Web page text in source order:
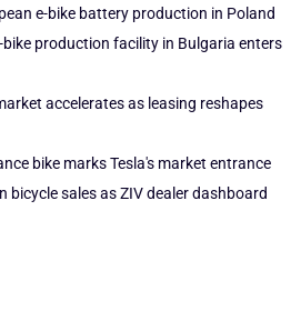
e-bike battery production in Poland
bike production facility in Bulgaria enters
accelerates as leasing reshapes
bike marks Tesla's market entrance
bicycle sales as ZIV dealer dashboard